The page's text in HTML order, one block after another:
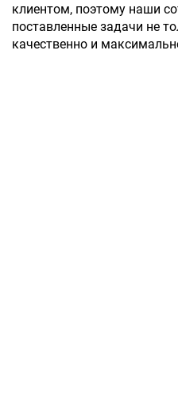
клиентом, поэтому наши
поставленные задачи не
качественно и